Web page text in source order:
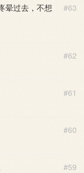
#63
晕过去，不想
#62
#61
#60
#59